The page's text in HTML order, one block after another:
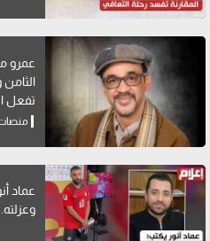
عمرو
تفعل
عماد